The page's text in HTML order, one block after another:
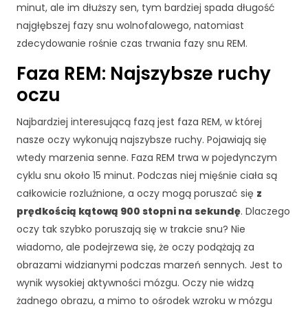
minut, ale im dłuższy sen, tym bardziej spada długość
najgłębszej fazy snu wolnofalowego, natomiast
zdecydowanie rośnie czas trwania fazy snu REM.
Faza REM: Najszybsze ruchy
oczu
Najbardziej interesującą fazą jest faza REM, w której
nasze oczy wykonują najszybsze ruchy. Pojawiają się
wtedy marzenia senne. Faza REM trwa w pojedynczym
cyklu snu około 15 minut. Podczas niej mięśnie ciała są
całkowicie rozluźnione, a oczy mogą poruszać się z
prędkością kątową 900 stopni na sekundę. Dlaczego
oczy tak szybko poruszają się w trakcie snu? Nie
wiadomo, ale podejrzewa się, że oczy podążają za
obrazami widzianymi podczas marzeń sennych. Jest to
wynik wysokiej aktywności mózgu. Oczy nie widzą
żadnego obrazu, a mimo to ośrodek wzroku w mózgu